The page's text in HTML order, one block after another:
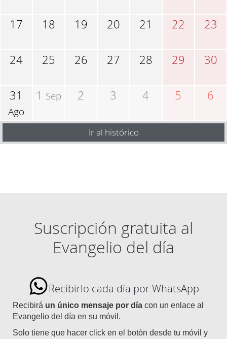
17 18 19 20 21 22 23
24 25 26 27 28 29 30
31
Ago
1 Sep 2 3 4 5 6
Ir al histórico
Suscripción gratuita al
Evangelio del día
Recibirlo cada día por WhatsApp
Recibirá un único mensaje por día con un enlace al
Evangelio del día en su móvil.
Solo tiene que hacer click en el botón desde tu móvil y